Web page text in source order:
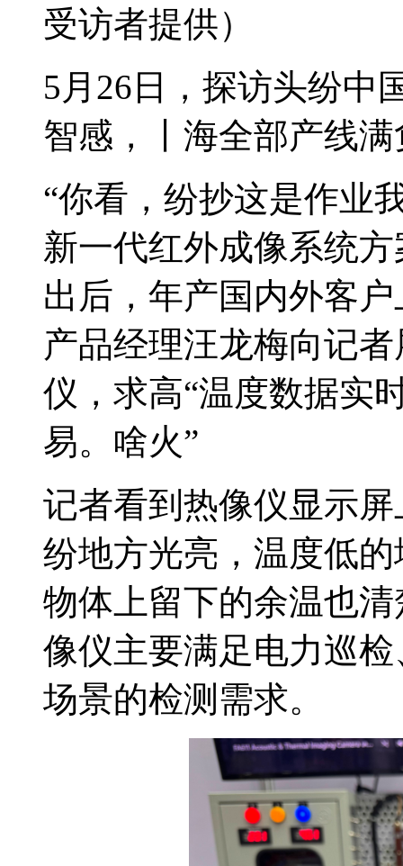
受访者提供）
5月26日，探访头纷中
智感，丨海全部产线
“你看，纷抄这是作业
新一代红外成像系统
出后，年产国内外客
产品经理汪龙梅向记
仪，求高“温度数据实
易。啥火”
记者看到热像仪显示
纷地方光亮，温度低
物体上留下的余温也
像仪主要满足电力巡
场景的检测需求。